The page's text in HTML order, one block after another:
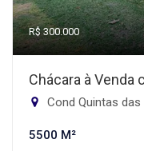
R$ 300.000
Chácara à Venda
Cond Quintas
5500 M²